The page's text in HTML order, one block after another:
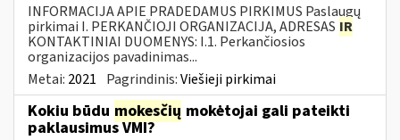
INFORMACIJA APIE PRADEDAMUS PIRKIMUS Paslaugų
pirkimai I. PERKANČIOJI ORGANIZACIJA, ADRESAS IR
KONTAKTINIAI DUOMENYS: I.1. Perkančiosios
organizacijos pavadinimas...
Metai: 2021 Pagrindinis:Viešieji pirkimai
Kokiu būdu mokesčių mokėtojai gali pateikti
paklausimus VMI?